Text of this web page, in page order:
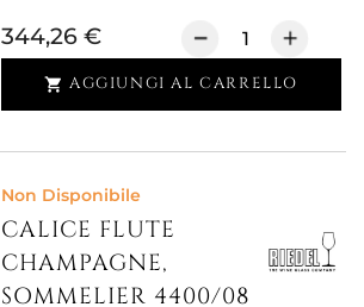
344,26 €
 AGGIUNGI AL CARRELLO
Non Disponibile
CALICE FLUTE
CHAMPAGNE,
SOMMELIER 4400/08